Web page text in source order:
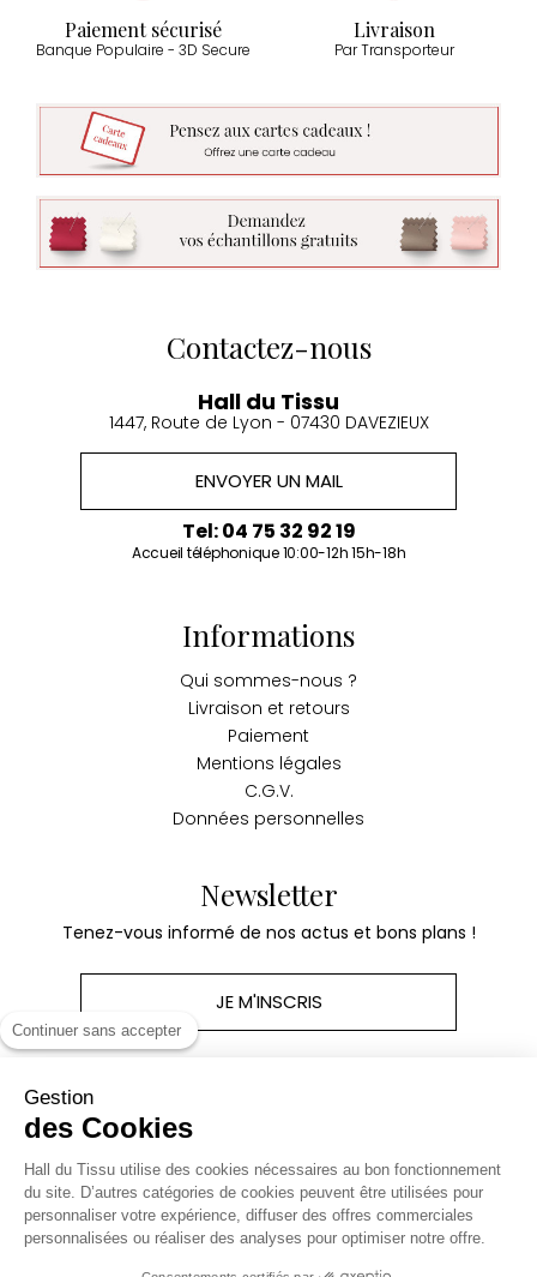
Continuer sans accepter
Gestion
des Cookies
Hall du Tissu utilise des cookies nécessaires au bon fonctionnement
du site. D’autres catégories de cookies peuvent être utilisées pour
personnaliser votre expérience, diffuser des offres commerciales
personnalisées ou réaliser des analyses pour optimiser notre offre.
Paiement sécurisé
Banque Populaire - 3D Secure
Livraison
Par Transporteur
Contactez-nous
Hall du Tissu
1447, Route de Lyon - 07430 DAVEZIEUX
ENVOYER UN MAIL
Tel: 04 75 32 92 19
Accueil téléphonique 10:00-12h 15h-18h
Informations
Qui sommes-nous ?
Livraison et retours
Paiement
Mentions légales
C.G.V.
Données personnelles
Newsletter
Tenez-vous informé de nos actus et bons plans !
JE M'INSCRIS
Produits
Notre société